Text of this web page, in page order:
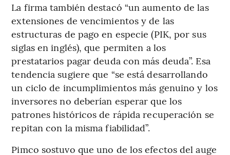
La firma también destacó “un aumento de las
extensiones de vencimientos y de las
estructuras de pago en especie (PIK, por sus
siglas en inglés), que permiten a los
prestatarios pagar deuda con más deuda”. Esa
tendencia sugiere que “se está desarrollando
un ciclo de incumplimientos más genuino y los
inversores no deberían esperar que los
patrones históricos de rápida recuperación se
repitan con la misma fiabilidad”.
Pimco sostuvo que uno de los efectos del auge